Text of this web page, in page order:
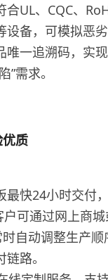
UL、CQC、
设备，可模拟恶
唯一追溯码，实
需求。
质
快24小时交付
户可通过网上商
自动调整生产
路。